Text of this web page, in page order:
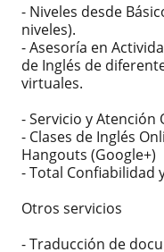
- Niveles desde
niveles).
- Asesoría en
de Inglés de
virtuales.
- Servicio y Atención
- Clases de Inglés
Hangouts (Google+)
- Total Confiabilidad
Otros servicios
- Traducción de